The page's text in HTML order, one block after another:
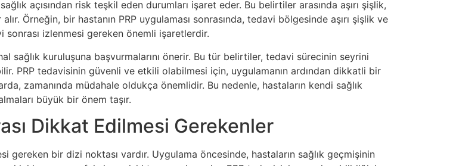
açısından risk teşkil eden durumları işaret eder. Bu belirtiler arasında aşırı şişlik,
Örneğin, bir hastanın PRP uygulaması sonrasında, tedavi bölgesinde aşırı şişlik ve
sonrası izlenmesi gereken önemli işaretlerdir.
sağlık kuruluşuna başvurmalarını önerir. Bu tür belirtiler, tedavi sürecinin seyrini
PRP tedavisinin güvenli ve etkili olabilmesi için, uygulamanın ardından dikkatli bir
zamanında müdahale oldukça önemlidir. Bu nedenle, hastaların kendi sağlık
büyük bir önem taşır.
Dikkat Edilmesi Gerekenler
gereken bir dizi noktası vardır. Uygulama öncesinde, hastaların sağlık geçmişinin